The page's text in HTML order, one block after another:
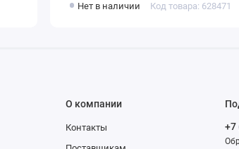
и с наволочками 70х70 2 шт Узор
Нет в наличии Код товара: 628471
О компании
Контакты
+7